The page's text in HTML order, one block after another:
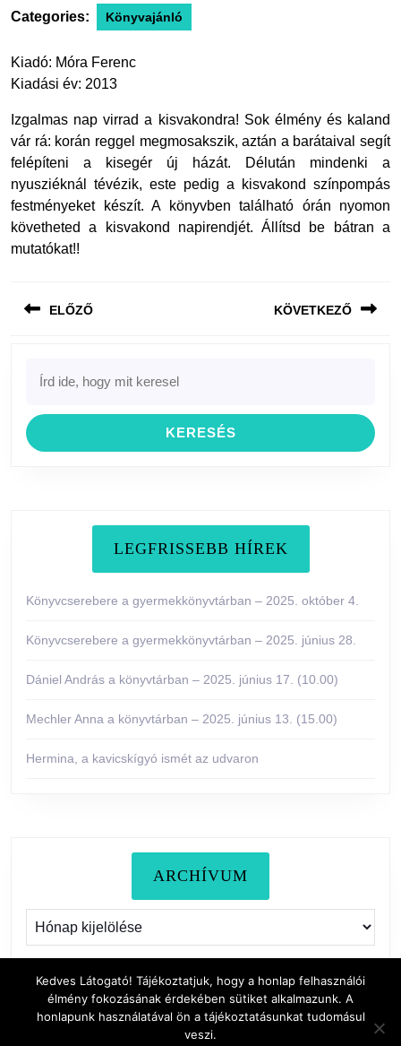
(hétfő)
Categories: Könyvajánló
Kiadó: Móra Ferenc
Kiadási év: 2013
Izgalmas nap virrad a kisvakondra! Sok élmény és kaland
vár rá: korán reggel megmosakszik, aztán a barátaival segít
felépíteni a kisegér új házát. Délután mindenki a
nyusziéknál tévézik, este pedig a kisvakond színpompás
festményeket készít. A könyvben található órán nyomon
követheted a kisvakond napirendjét. Állítsd be bátran a
mutatókat!!
navigáció
ELŐZŐ
post:
KÖVETKEZŐ
for:
LEGFRISSEBB HÍREK
Könyvcserebere a gyermekkönyvtárban – 2025. október 4.
Könyvcserebere a gyermekkönyvtárban – 2025. június 28.
Dániel András a könyvtárban – 2025. június 17. (10.00)
Mechler Anna a könyvtárban – 2025. június 13. (15.00)
Hermina, a kavicskígyó ismét az udvaron
ARCHÍVUM
Archívum
Kedves Látogató! Tájékoztatjuk, hogy a honlap felhasználói
élmény fokozásának érdekében sütiket alkalmazunk. A
honlapunk használatával ön a tájékoztatásunkat tudomásul
veszi.